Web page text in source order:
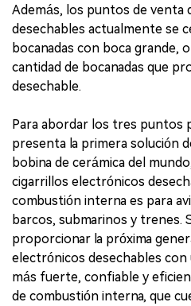
Además, los puntos de venta
desechables actualmente se
bocanadas con boca grande,
cantidad de bocanadas que
desechable.
Para abordar los tres puntos
presenta la primera solución
bobina de cerámica del
cigarrillos electrónicos
combustión interna es para
barcos, submarinos y trenes.
proporcionar la próxima
electrónicos desechables
más fuerte, confiable y
de combustión interna, que